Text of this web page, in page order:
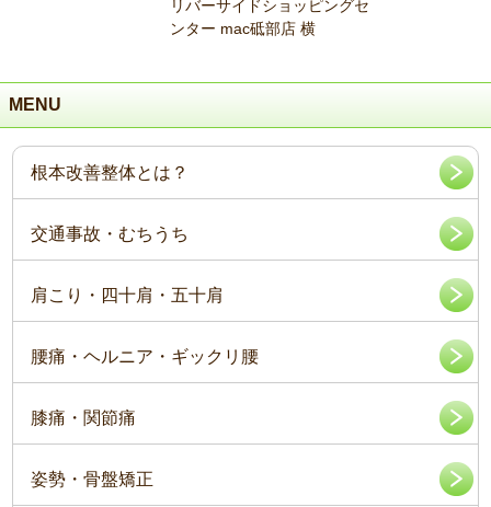
リバーサイドショッピングセ
ンター mac砥部店 横
MENU
根本改善整体とは？
交通事故・むちうち
肩こり・四十肩・五十肩
腰痛・ヘルニア・ギックリ腰
膝痛・関節痛
姿勢・骨盤矯正